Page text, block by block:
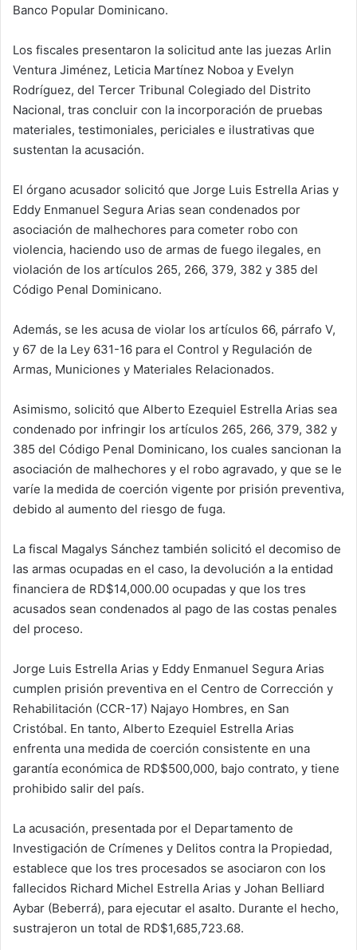
Banco Popular Dominicano.
Los fiscales presentaron la solicitud ante las juezas Arlin
Ventura Jiménez, Leticia Martínez Noboa y Evelyn
Rodríguez, del Tercer Tribunal Colegiado del Distrito
Nacional, tras concluir con la incorporación de pruebas
materiales, testimoniales, periciales e ilustrativas que
sustentan la acusación.
El órgano acusador solicitó que Jorge Luis Estrella Arias y
Eddy Enmanuel Segura Arias sean condenados por
asociación de malhechores para cometer robo con
violencia, haciendo uso de armas de fuego ilegales, en
violación de los artículos 265, 266, 379, 382 y 385 del
Código Penal Dominicano.
Además, se les acusa de violar los artículos 66, párrafo V,
y 67 de la Ley 631-16 para el Control y Regulación de
Armas, Municiones y Materiales Relacionados.
Asimismo, solicitó que Alberto Ezequiel Estrella Arias sea
condenado por infringir los artículos 265, 266, 379, 382 y
385 del Código Penal Dominicano, los cuales sancionan la
asociación de malhechores y el robo agravado, y que se le
varíe la medida de coerción vigente por prisión preventiva,
debido al aumento del riesgo de fuga.
La fiscal Magalys Sánchez también solicitó el decomiso de
las armas ocupadas en el caso, la devolución a la entidad
financiera de RD$14,000.00 ocupadas y que los tres
acusados sean condenados al pago de las costas penales
del proceso.
Jorge Luis Estrella Arias y Eddy Enmanuel Segura Arias
cumplen prisión preventiva en el Centro de Corrección y
Rehabilitación (CCR-17) Najayo Hombres, en San
Cristóbal. En tanto, Alberto Ezequiel Estrella Arias
enfrenta una medida de coerción consistente en una
garantía económica de RD$500,000, bajo contrato, y tiene
prohibido salir del país.
La acusación, presentada por el Departamento de
Investigación de Crímenes y Delitos contra la Propiedad,
establece que los tres procesados se asociaron con los
fallecidos Richard Michel Estrella Arias y Johan Belliard
Aybar (Beberrá), para ejecutar el asalto. Durante el hecho,
sustrajeron un total de RD$1,685,723.68.